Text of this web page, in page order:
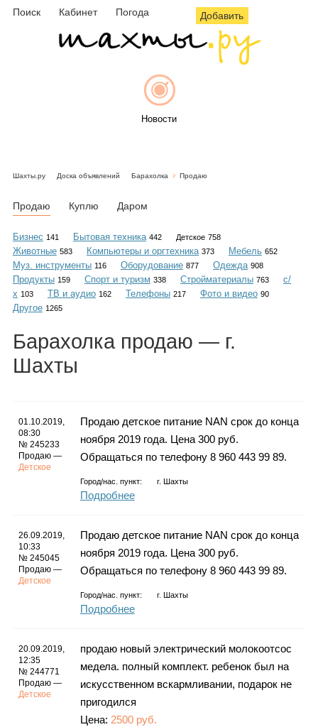
Поиск Кабинет Погода Добавить
Новости
Объявления
Гороскоп
Фотогалерея
Шахты.ру Доска объявлений Барахолка Продаю
Продаю Куплю Даром
Бизнес 141 Бытовая техника 442 Детское 758
Животные 583 Компьютеры и оргтехника 373 Мебель 652
Муз. инструменты 116 Оборудование 877 Одежда 908
Продукты 159 Спорт и туризм 338 Стройматериалы 763
с/
х 103 ТВ и аудио 162 Телефоны 217 Фото и видео 90
Другое 1265
Барахолка продаю — г.
Шахты
01.10.2019,
08:30
№ 245233
Продаю —
Детское
Продаю детское питание NAN срок до конца
ноября 2019 года. Цена 300 руб.
Обращаться по телефону 8 960 443 99 89.
Город/нас. пункт: г. Шахты
Подробнее
26.09.2019,
10:33
№ 245045
Продаю —
Детское
Продаю детское питание NAN срок до конца
ноября 2019 года. Цена 300 руб.
Обращаться по телефону 8 960 443 99 89.
Город/нас. пункт: г. Шахты
Подробнее
20.09.2019,
12:35
№ 244771
Продаю —
Детское
продаю новый электрический молокоотсос
медела. полный комплект. ребенок был на
искусственном вскармливании, подарок не
пригодился
Цена: 2500 руб.